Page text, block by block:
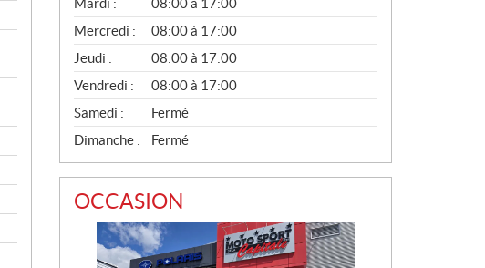
É
R
A
L
Mardi :
08:00 à 17:00
Mercredi :
08:00 à 17:00
Jeudi :
08:00 à 17:00
Vendredi :
08:00 à 17:00
Samedi :
Fermé
Dimanche :
Fermé
OCCASION